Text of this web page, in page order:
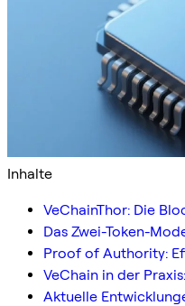
Inhalte
VeChainThor: Die
Das Zwei-Token-
Proof of Authority:
VeChain in der
Aktuelle